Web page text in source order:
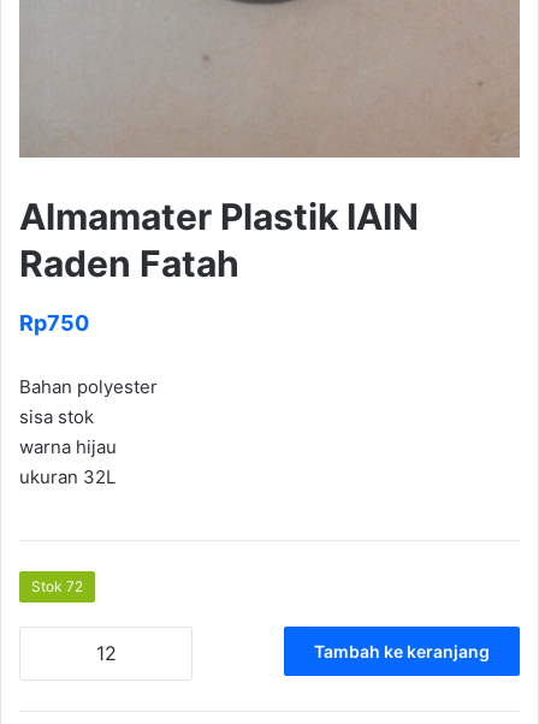
Almamater Plastik IAIN
Raden Fatah
Rp750
Bahan polyester
sisa stok
warna hijau
ukuran 32L
Stok 72
IAIN
Tambah ke keranjang